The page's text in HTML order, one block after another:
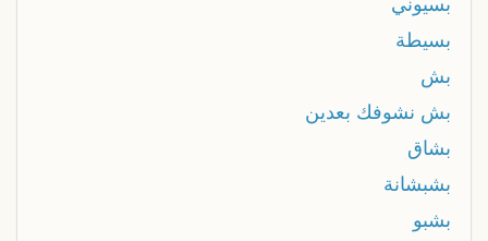
بسیطة
بش
بش نشوفك بعدين
بشاق
بشبشانة
بشبو